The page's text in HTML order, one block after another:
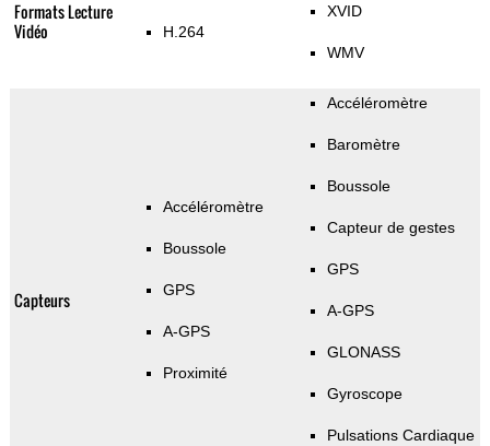
Formats Lecture
Vidéo
H.264
XVID
WMV
Capteurs
Accéléromètre
Boussole
GPS
A-GPS
Proximité
Accéléromètre
Baromètre
Boussole
Capteur de gestes
GPS
A-GPS
GLONASS
Gyroscope
Pulsations Cardiaque